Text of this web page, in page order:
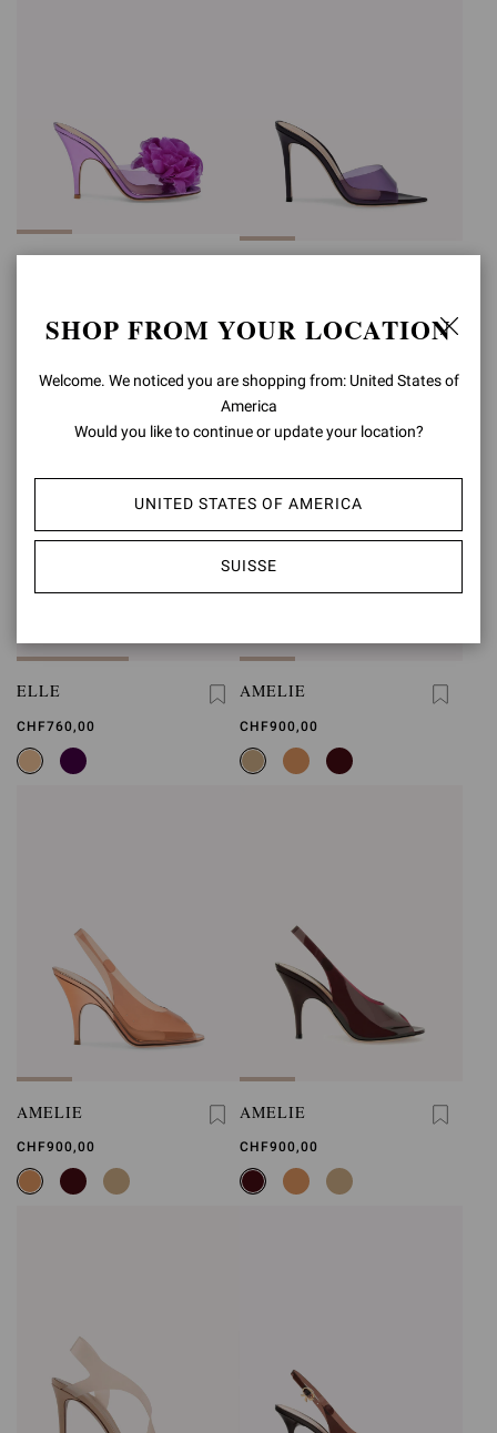
ELLE
CHF760,00
AMELIE
CHF900,00
AMELIE
CHF900,00
AMELIE
CHF900,00
SHOP FROM YOUR LOCATION
Welcome. We noticed you are shopping from: United States of
America
Would you like to continue or update your location?
UNITED STATES OF AMERICA
SUISSE